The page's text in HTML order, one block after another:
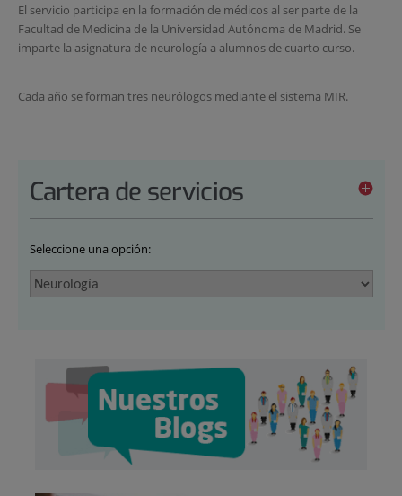
El servicio participa en la formación de médicos al ser parte de la
Facultad de Medicina de la Universidad Autónoma de Madrid. Se
imparte la asignatura de neurología a alumnos de cuarto curso.
Cada año se forman tres neurólogos mediante el sistema MIR.
Cartera de servicios
Seleccione una opción: